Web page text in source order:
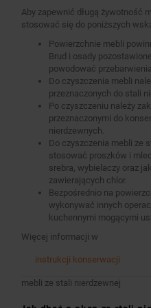
Aby zapewnić długą żywotność
stosować się do poniższych
Powierzchnie mebli
Brud i osady
powodować
Do czyszczenia mebli
przeznaczonych do stali
Po czyszczeniu należy
przeznaczonymi do
nierdzewnych.
Do czyszczenia mebli ze
stosować proszków i
srebra, wybielaczy oraz
zawierających chlor.
Bezpośrednio na
wykonywać innych
kuchennymi mogącymi
Więcej informacji w
instrukcji konserwacji
mebli ze stali nierdzewnej